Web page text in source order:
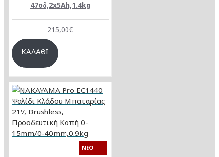
47οδ,2x5Ah,1.4kg
215,00€
ΚΑΛΆΘΙ
NEO